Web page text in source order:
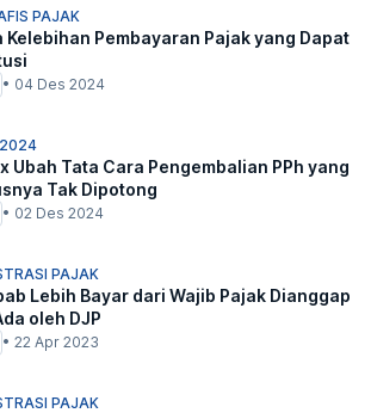
PAJAK
Kelebihan Pembayaran Pajak yang Dapat
• 04 Des 2024
Ubah Tata Cara Pengembalian PPh yang
Tak Dipotong
• 02 Des 2024
PAJAK
Lebih Bayar dari Wajib Pajak Dianggap
oleh DJP
• 22 Apr 2023
PAJAK